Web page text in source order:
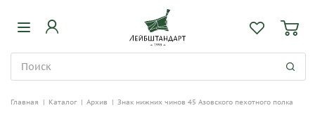
Главная | Каталог | Архив | Знак нижних чинов 45 Азовского пехотного полка